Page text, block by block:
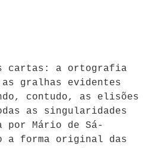
cartas: a ortografia
gralhas evidentes
contudo, as elisões
as singularidades
por Mário de Sá-
a forma original das